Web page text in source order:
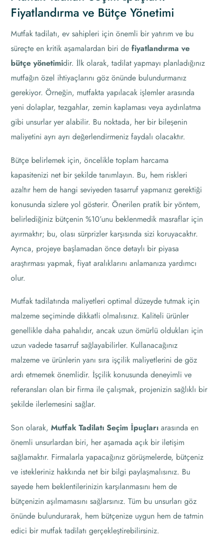
Fiyatlandırma ve Bütçe Yönetimi
Mutfak tadilatı, ev sahipleri için önemli bir yatırım ve bu
süreçte en kritik aşamalardan biri defiyatlandırma ve
bütçe yönetimidir. İlk olarak, tadilat yapmayı planladığınız
mutfağın özel ihtiyaçlarını göz önünde bulundurmanız
gerekiyor. Örneğin, mutfakta yapılacak işlemler arasında
yeni dolaplar, tezgahlar, zemin kaplaması veya aydınlatma
gibi unsurlar yer alabilir. Bu noktada, her bir bileşenin
maliyetini ayrı ayrı değerlendirmeniz faydalı olacaktır.
Bütçe belirlemek için, öncelikle toplam harcama
kapasitenizi net bir şekilde tanımlayın. Bu, hem riskleri
azaltır hem de hangi seviyeden tasarruf yapmanız gerektiği
konusunda sizlere yol gösterir. Önerilen pratik bir yöntem,
belirlediğiniz bütçenin %10’unu beklenmedik masraflar için
ayırmaktır; bu, olası sürprizler karşısında sizi koruyacaktır.
Ayrıca, projeye başlamadan önce detaylı bir piyasa
araştırması yapmak, fiyat aralıklarını anlamanıza yardımcı
olur.
Mutfak tadilatında maliyetleri optimal düzeyde tutmak için
malzeme seçiminde dikkatli olmalısınız. Kaliteli ürünler
genellikle daha pahalıdır, ancak uzun ömürlü oldukları için
uzun vadede tasarruf sağlayabilirler. Kullanacağınız
malzeme ve ürünlerin yanı sıra işçilik maliyetlerini de göz
ardı etmemek önemlidir. İşçilik konusunda deneyimli ve
referansları olan bir firma ile çalışmak, projenizin sağlıklı bir
şekilde ilerlemesini sağlar.
Son olarak,Mutfak Tadilatı Seçim İpuçları arasında en
önemli unsurlardan biri, her aşamada açık bir iletişim
sağlamaktır. Firmalarla yapacağınız görüşmelerde, bütçeniz
ve istekleriniz hakkında net bir bilgi paylaşmalısınız. Bu
sayede hem beklentilerinizin karşılanmasını hem de
bütçenizin aşılmamasını sağlarsınız. Tüm bu unsurları göz
önünde bulundurarak, hem bütçenize uygun hem de tatmin
edici bir mutfak tadilatı gerçekleştirebilirsiniz.